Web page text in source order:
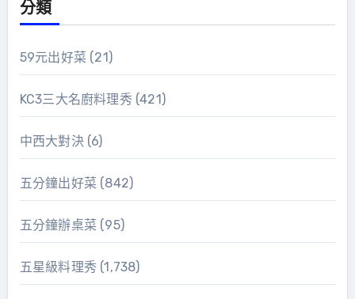
分類
59元出好菜 (21)
KC3三大名廚料理秀(421)
中西大對決(6)
五分鐘出好菜 (842)
五分鐘辦桌菜 (95)
五星級料理秀(1,738)